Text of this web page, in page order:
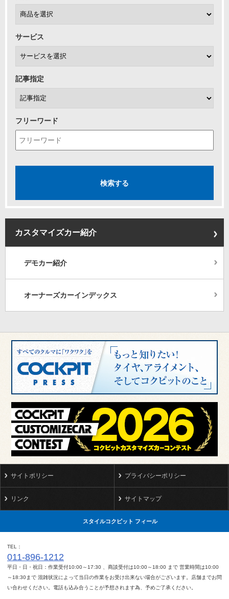
サービス
記事指定
フリーワード
カスタマイズカー紹介
デモカー紹介
オーナーズカーインデックス
サイトポリシー プライバシーポリシー
リンク サイトマップ
スタイルコクピット フィール
TEL
011-896-1212
平日・日・祝日：作業受付10:00～17:30 、商談受付は10:00～18:00 まで 営業時間は10:00
～18:30まで 混雑状況によって当日の作業をお受け出来ない場合がございます。店舗までお問
い合わせください。電話も込み合うことが予想されます為、予めご了承ください。